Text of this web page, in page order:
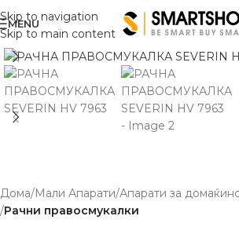
Skip to navigation
Skip to main content
MENU
Click to enlarge
Дома Мали Апарати Апарати за
Рачни правосмукалки